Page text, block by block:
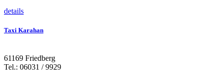
details
Taxi Karahan
61169 Friedberg
Tel.: 06031 / 9929